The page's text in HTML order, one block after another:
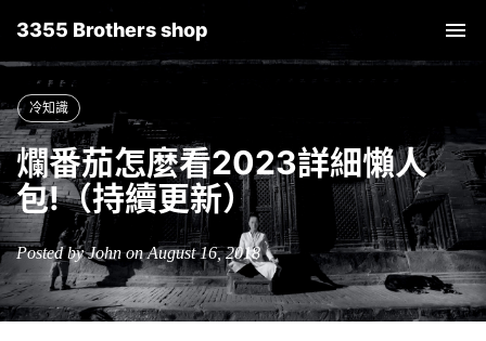
3355 Brothers shop
冷知識
爛番茄怎麼看2023詳細懶人
包!（持續更新）
Posted by John on August 16, 2018